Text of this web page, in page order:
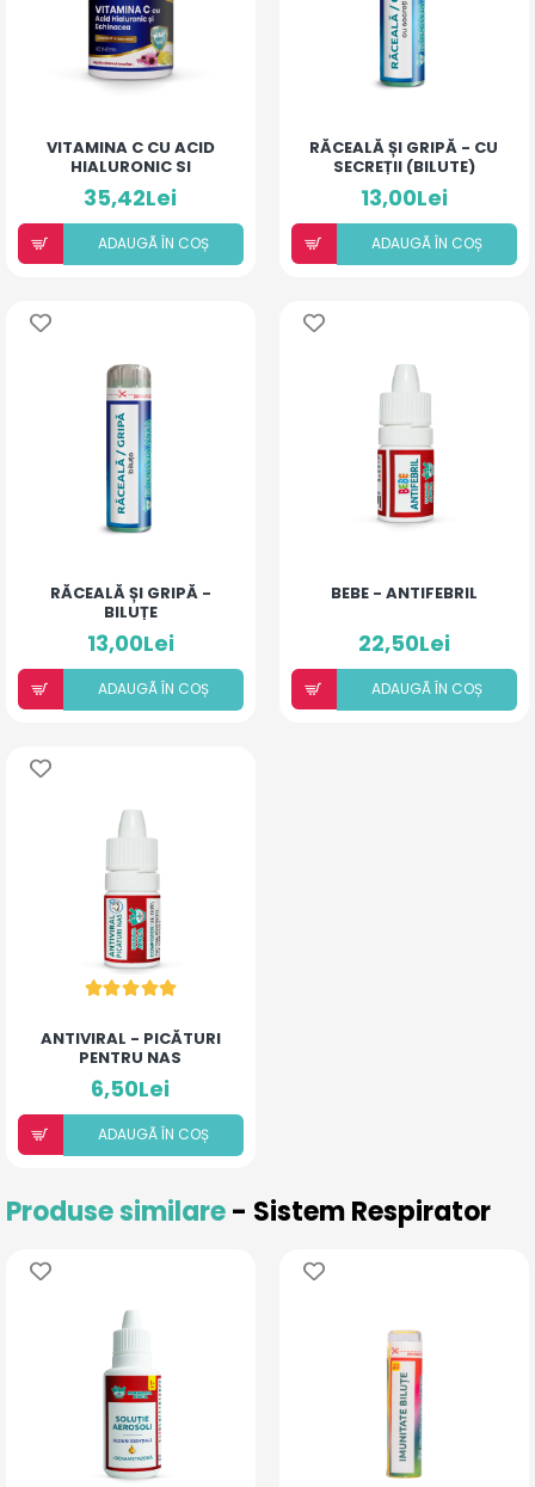
VITAMINA C CU ACID
HIALURONIC SI
ECHINACEA
35,42Lei
ADAUGÃ ÎN COȘ
RĂCEALĂ ȘI GRIPĂ - CU
SECREȚII (BILUTE)
13,00Lei
ADAUGÃ ÎN COȘ
RĂCEALĂ ȘI GRIPĂ -
BILUȚE
13,00Lei
ADAUGÃ ÎN COȘ
BEBE - ANTIFEBRIL
22,50Lei
ADAUGÃ ÎN COȘ
ANTIVIRAL - PICĂTURI
PENTRU NAS
6,50Lei
ADAUGÃ ÎN COȘ
Produse similare- Sistem Respirator